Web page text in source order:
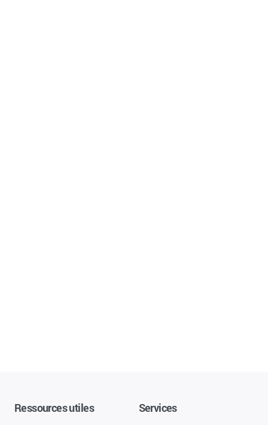
Ressources utiles Services